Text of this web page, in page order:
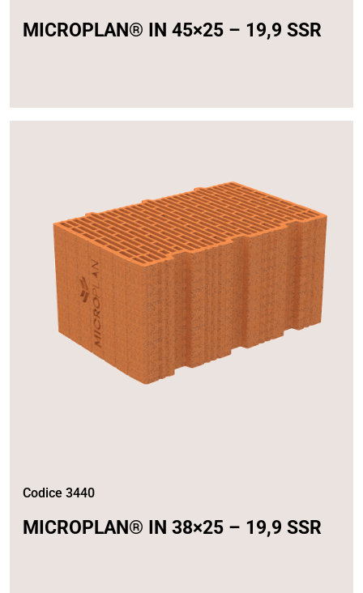
MICROPLAN® IN 45×25 – 19,9 SSR
Codice 3440
MICROPLAN® IN 38×25 – 19,9 SSR